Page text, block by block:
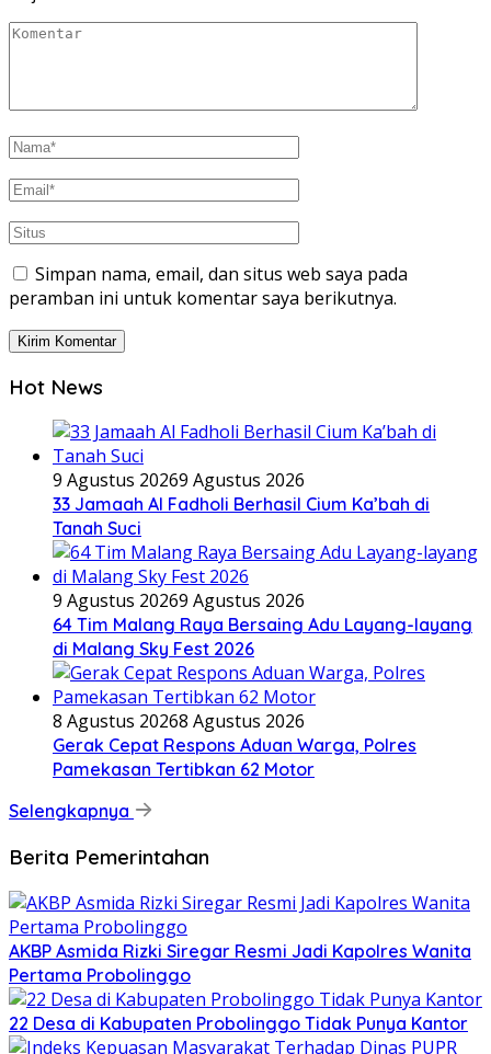
Simpan nama, email, dan situs web saya pada
peramban ini untuk komentar saya berikutnya.
Hot News
9 Agustus 20269 Agustus 2026
33 Jamaah Al Fadholi Berhasil Cium Ka’bah di
Tanah Suci
9 Agustus 20269 Agustus 2026
64 Tim Malang Raya Bersaing Adu Layang-layang
di Malang Sky Fest 2026
8 Agustus 20268 Agustus 2026
Gerak Cepat Respons Aduan Warga, Polres
Pamekasan Tertibkan 62 Motor
Selengkapnya
Berita Pemerintahan
AKBP Asmida Rizki Siregar Resmi Jadi Kapolres Wanita
Pertama Probolinggo
22 Desa di Kabupaten Probolinggo Tidak Punya Kantor